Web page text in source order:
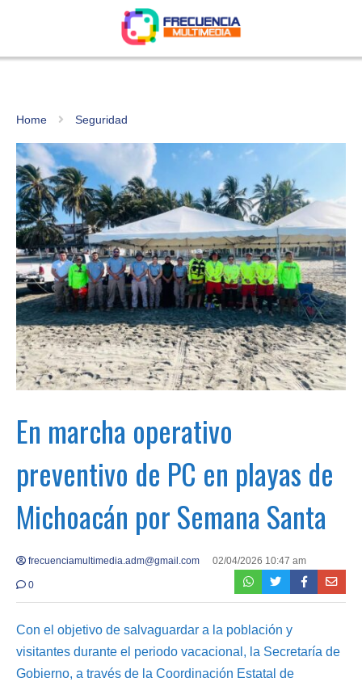
Home Seguridad
En marcha operativo
preventivo de PC en playas de
Michoacán por Semana Santa
frecuenciamultimedia.adm@gmail.com 02/04/2026 10:47 am
0
Con el objetivo de salvaguardar a la población y
visitantes durante el periodo vacacional, la Secretaría de
Gobierno, a través de la Coordinación Estatal de